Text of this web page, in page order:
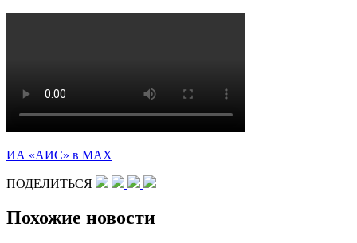
ИА «АИС» в МАХ
ПОДЕЛИТЬСЯ
Похожие новости